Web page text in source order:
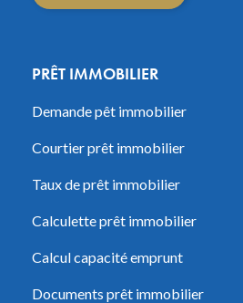
PRÊT IMMOBILIER
Demande pêt immobilier
Courtier prêt immobilier
Taux de prêt immobilier
Calculette prêt immobilier
Calcul capacité emprunt
Documents prêt immobilier